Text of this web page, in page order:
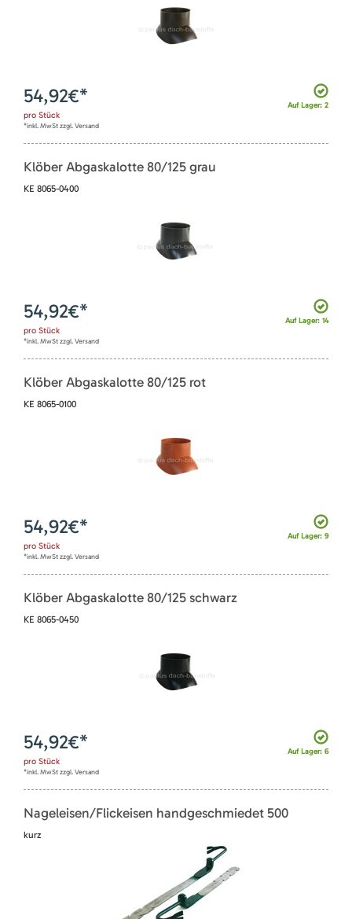
Auf Lager: 2
54,92€*
pro Stück
*inkl. MwSt zzgl. Versand
Klöber Abgaskalotte 80/125 grau
KE 8065-0400
Auf Lager: 14
54,92€*
pro Stück
*inkl. MwSt zzgl. Versand
Klöber Abgaskalotte 80/125 rot
KE 8065-0100
Auf Lager: 9
54,92€*
pro Stück
*inkl. MwSt zzgl. Versand
Klöber Abgaskalotte 80/125 schwarz
KE 8065-0450
Auf Lager: 6
54,92€*
pro Stück
*inkl. MwSt zzgl. Versand
Nageleisen/Flickeisen handgeschmiedet 500
kurz